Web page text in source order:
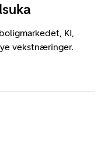
KI,
vekstnæringer.